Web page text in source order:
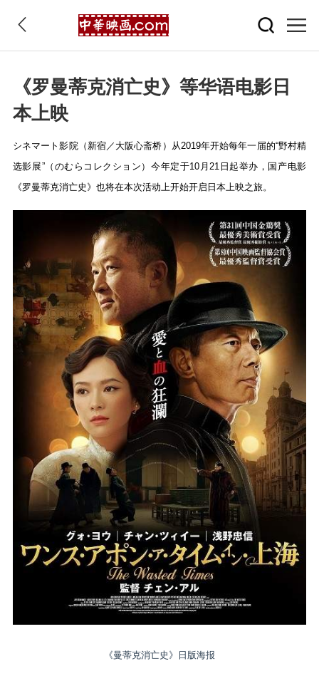
《罗曼蒂克消亡史》等华语电影日
本上映
シネマート影院（新宿／大阪心斋桥）从2019年开始每年一届的“野村精
选影展”（のむらコレクション）今年定于10月21日起举办，国产电影
《罗曼蒂克消亡史》也将在本次活动上开始开启日本上映之旅。
《曼蒂克消亡史》日版海报